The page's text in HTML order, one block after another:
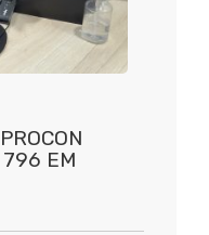
796 EM